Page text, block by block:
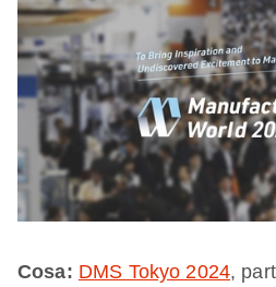
Cosa: DMS Tokyo 2024,